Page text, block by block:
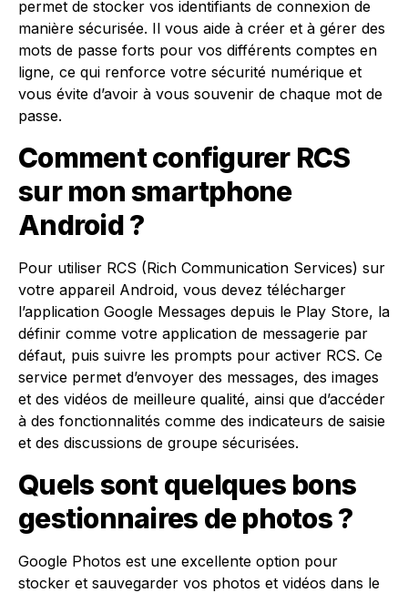
permet de stocker vos identifiants de connexion de
manière sécurisée. Il vous aide à créer et à gérer des
mots de passe forts pour vos différents comptes en
ligne, ce qui renforce votre sécurité numérique et
vous évite d’avoir à vous souvenir de chaque mot de
passe.
Comment configurer RCS
sur mon smartphone
Android ?
Pour utiliser RCS (Rich Communication Services) sur
votre appareil Android, vous devez télécharger
l’application Google Messages depuis le Play Store, la
définir comme votre application de messagerie par
défaut, puis suivre les prompts pour activer RCS. Ce
service permet d’envoyer des messages, des images
et des vidéos de meilleure qualité, ainsi que d’accéder
à des fonctionnalités comme des indicateurs de saisie
et des discussions de groupe sécurisées.
Quels sont quelques bons
gestionnaires de photos ?
Google Photos est une excellente option pour
stocker et sauvegarder vos photos et vidéos dans le